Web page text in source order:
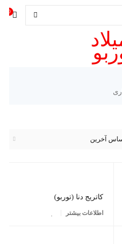
0
آخرین
کاتریج دنا (توربو)
اطلاعات بیشتر